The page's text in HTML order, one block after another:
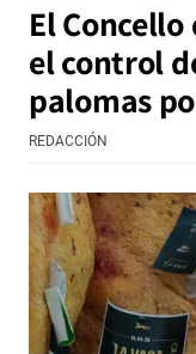
El
el control
palomas
REDACCIÓN